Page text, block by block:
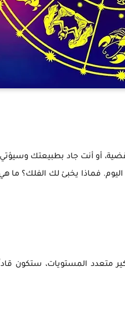
أو أنت جاد بطبيعتك وسيؤتي
فماذا يخبئ لك الفلك؟ ما
متعدد المستويات، ستكون